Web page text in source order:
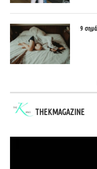
9
THEKMAGAZINE